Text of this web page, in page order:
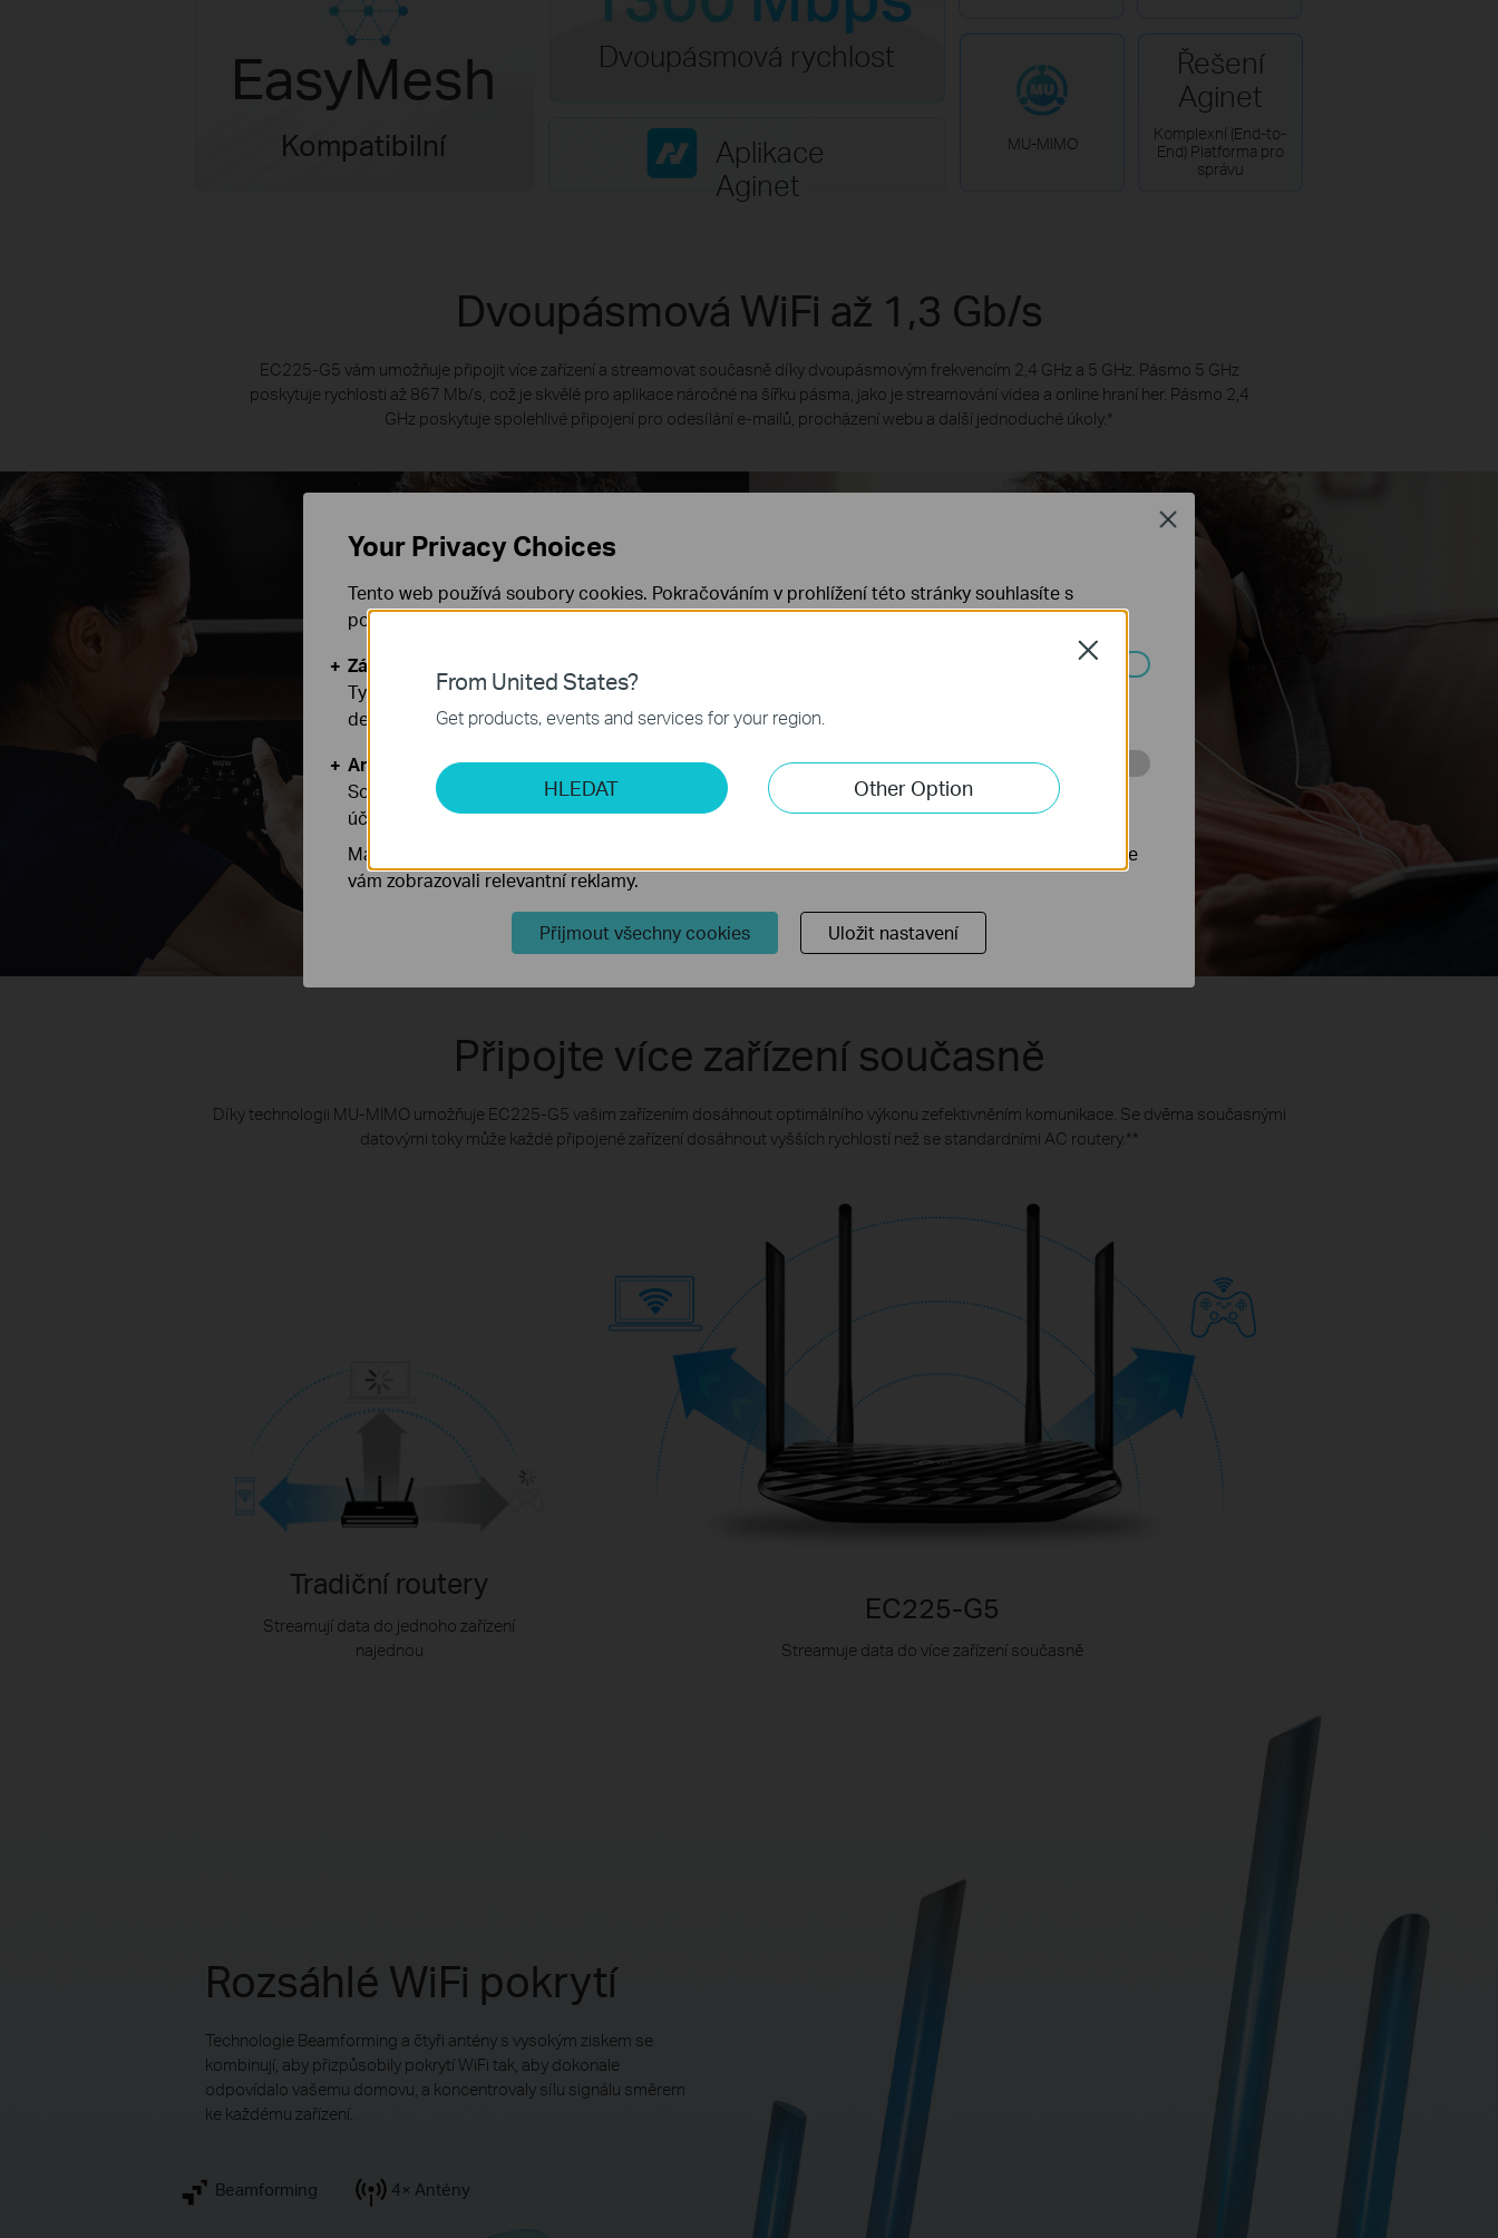
Dvoupásmová rychlost
Aplikace
Aginet
Řešení
Aginet
MU-MIMO
EasyMesh
Kompatibilní
Komplexní (End-to-
End) Platforma pro
správu
Dvoupásmová WiFi až 1,3 Gb/s
EC225-G5 vám umožňuje připojit více zařízení a streamovat současně díky dvoupásmovým frekvencím 2,4 GHz a 5 GHz. Pásmo 5 GHz
poskytuje rychlosti až 867 Mb/s, což je skvělé pro aplikace náročné na šířku pásma, jako je streamování videa a online hraní her. Pásmo 2,4
GHz poskytuje spolehlivé připojení pro odesílání e-mailů, procházení webu a další jednoduché úkoly.*
867
5 GHz
400
2,4 GHz
Připojte více zařízení současně
Díky technologii MU-MIMO umožňuje EC225-G5 vašim zařízením dosáhnout optimálního výkonu zefektivněním komunikace. Se dvěma současnými
datovými toky může každé připojené zařízení dosáhnout vyšších rychlostí než se standardními AC routery.**
Tradiční routery
Streamují data do jednoho zařízení
najednou
EC225-G5
Streamuje data do více zařízení současně
Rozsáhlé WiFi pokrytí
Technologie Beamforming a čtyři antény s vysokým ziskem se
kombinují, aby přizpůsobily pokrytí WiFi tak, aby dokonale
odpovídalo vašemu domovu, a koncentrovaly sílu signálu směrem
ke každému zařízení.
Beamforming 4× Antény
From United States?
Get products, events and services for your region.
HLEDAT Other Option
Close
Your Privacy Choices
Tento web používá soubory cookies. Pokračováním v prohlížení této stránky souhlasíte s
používáním našich cookies.Již nezobrazovatZjistit více.
Základní cookies
Tyto cookies jsou nezbytné pro fungování webových stránek a nelze je ve vašich systémech
deaktivovat.
Analytické a marketingové cookies
Soubory cookie pro nám umožňují analyzovat vaše aktivity na našich webových stránkách za
účelem zlepšení a přizpůsobení jejich funkčnosti.
Marketingové soubory cookie mohou prostřednictvím našich webových stránek nastavit, aby se
vám zobrazovali relevantní reklamy.
Přijmout všechny cookies Uložit nastavení
Close